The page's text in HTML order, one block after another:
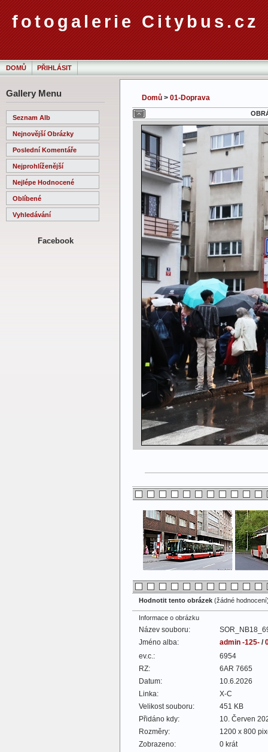
fotogalerie Citybus.cz
DOMŮ PŘIHLÁSIT
Gallery Menu
Seznam Alb
Nejnovější Obrázky
Poslední Komentáře
Nejprohlíženější
Nejlépe Hodnocené
Oblíbené
Vyhledávání
Facebook
Domů > 01-Doprava
Hodnotit tento obrázek (žádné
Informace o obrázku
Název souboru:
Jméno alba:
admin -125- /
ev.c.:
6954
RZ:
6AR 7665
Datum:
10.6.2026
Linka:
X-C
Velikost souboru:
451 KB
Přidáno kdy:
10. Červen
Rozměry:
1200 x 800
Zobrazeno:
0 krát